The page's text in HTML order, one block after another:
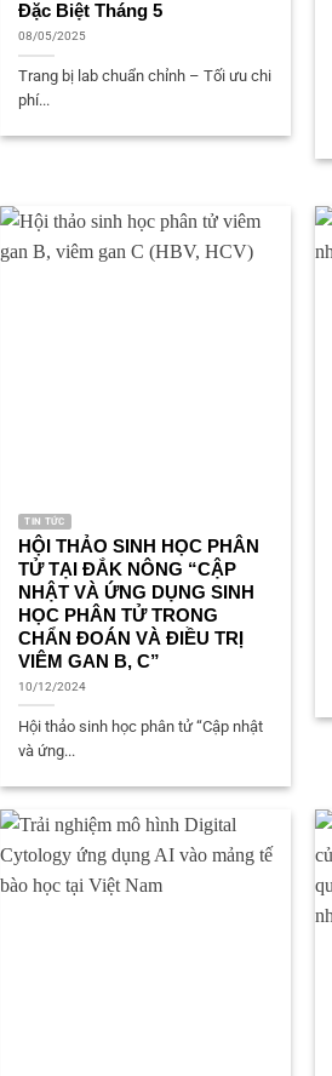
Đặc Biệt Tháng 5
08/05/2025
Trang bị lab chuẩn chỉnh – Tối ưu chi
phí...
TIN TỨC
HỘI THẢO SINH HỌC PHÂN
TỬ TẠI ĐẮK NÔNG “CẬP
NHẬT VÀ ỨNG DỤNG SINH
HỌC PHÂN TỬ TRONG
CHẨN ĐOÁN VÀ ĐIỀU TRỊ
VIÊM GAN B, C”
10/12/2024
Hội thảo sinh học phân tử “Cập nhật
và ứng...